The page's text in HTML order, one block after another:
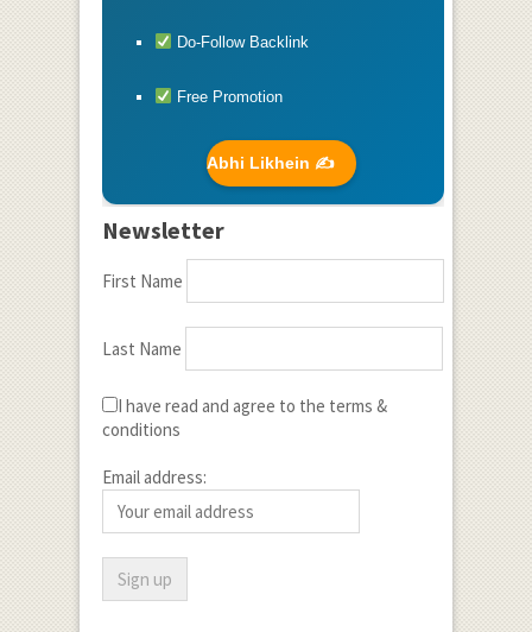
Do-Follow Backlink
Free Promotion
Abhi Likhein ✍️
Newsletter
First Name
Last Name
I have read and agree to the terms &
conditions
Email address: